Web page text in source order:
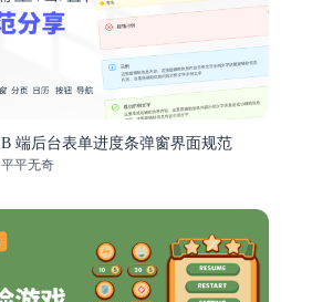
B 端后台表单进度条弹窗界面规范
平平无奇